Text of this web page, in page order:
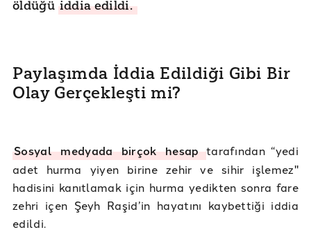
öldüğü iddia edildi.
Paylaşımda İddia Edildiği Gibi Bir
Olay Gerçekleşti mi?
Sosyalmedyadabirçokhesaptarafından “yedi
adet hurma yiyen birine zehir ve sihir işlemez"
hadisini kanıtlamak için hurma yedikten sonra fare
zehri içen Şeyh Raşid’in hayatını kaybettiği iddia
edildi.